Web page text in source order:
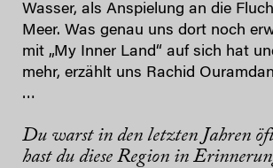
Wasser, als Anspielung an die
Meer. Was genau uns dort noch
mit „My Inner Land“ auf sich hat
mehr, erzählt uns Rachid
…
Du warst in den letzten Jahren
hast du diese Region in